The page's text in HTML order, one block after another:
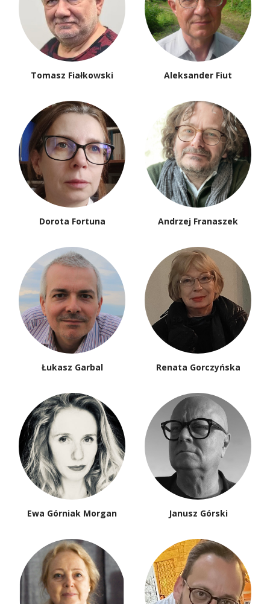
Tomasz Fiałkowski Aleksander Fiut
Dorota Fortuna Andrzej Franaszek
Łukasz Garbal Renata Gorczyńska
Ewa Górniak Morgan Janusz Górski